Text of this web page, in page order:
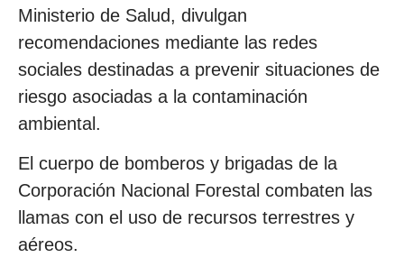
Ministerio de Salud, divulgan
recomendaciones mediante las redes
sociales destinadas a prevenir situaciones de
riesgo asociadas a la contaminación
ambiental.
El cuerpo de bomberos y brigadas de la
Corporación Nacional Forestal combaten las
llamas con el uso de recursos terrestres y
aéreos.